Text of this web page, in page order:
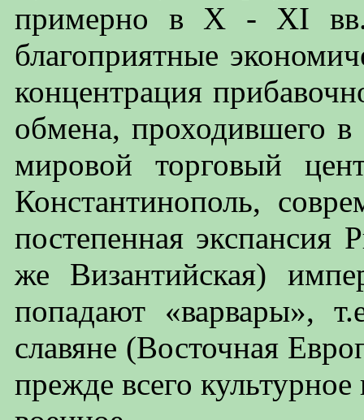
примерно в X - XI вв.
благоприятные
концентрация
обмена, проходившего
мировой торговый
Константинополь,
постепенная экспансия
же Византийская)
попадают «варвары»,
славяне (Восточная
прежде всего